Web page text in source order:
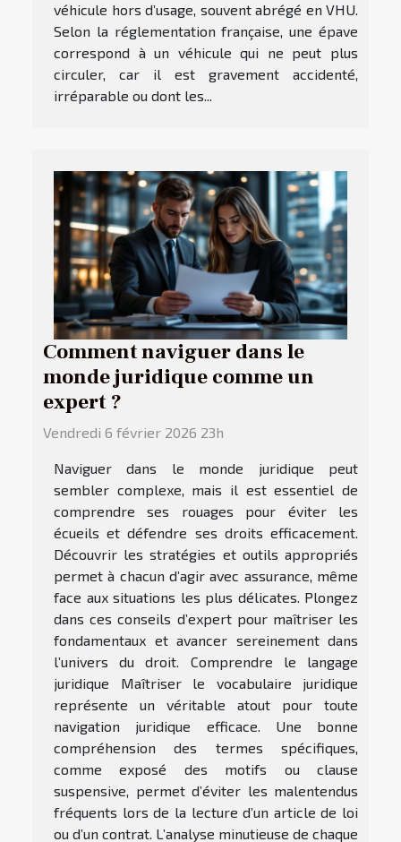
véhicule hors d’usage, souvent abrégé en VHU.
Selon la réglementation française, une épave
correspond à un véhicule qui ne peut plus
circuler, car il est gravement accidenté,
irréparable ou dont les...
Comment naviguer dans le
monde juridique comme un
expert ?
Vendredi 6 février 2026 23h
Naviguer dans le monde juridique peut
sembler complexe, mais il est essentiel de
comprendre ses rouages pour éviter les
écueils et défendre ses droits efficacement.
Découvrir les stratégies et outils appropriés
permet à chacun d’agir avec assurance, même
face aux situations les plus délicates. Plongez
dans ces conseils d’expert pour maîtriser les
fondamentaux et avancer sereinement dans
l’univers du droit. Comprendre le langage
juridique Maîtriser le vocabulaire juridique
représente un véritable atout pour toute
navigation juridique efficace. Une bonne
compréhension des termes spécifiques,
comme exposé des motifs ou clause
suspensive, permet d’éviter les malentendus
fréquents lors de la lecture d’un article de loi
ou d’un contrat. L’analyse minutieuse de chaque